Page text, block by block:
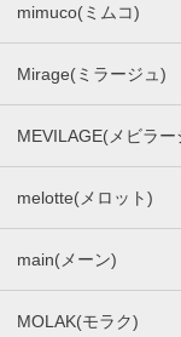
mimuco(ミムコ)
Mirage(ミラージュ)
MEVILAGE(メビラー
melotte(メロット)
main(メーン)
MOLAK(モラク)